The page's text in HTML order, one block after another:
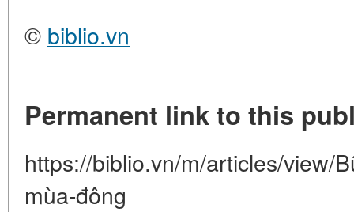
© biblio.vn
Permanent link to this
https://biblio.vn/m/articles/view/
mùa-đông